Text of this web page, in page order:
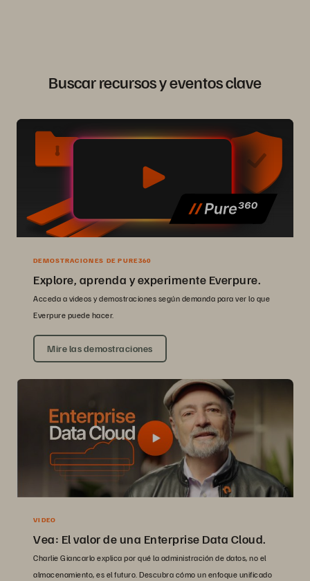
Buscar recursos y eventos clave
DEMOSTRACIONES DE PURE360
Explore, aprenda y experimente Everpure.
Acceda a videos y demostraciones según demanda para ver lo que
Everpure puede hacer.
Mire las demostraciones
VIDEO
Vea: El valor de una Enterprise Data Cloud.
Charlie Giancarlo explica por qué la administración de datos, no el
almacenamiento, es el futuro. Descubra cómo un enfoque unificado